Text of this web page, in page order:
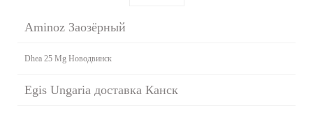
Aminoz Заозёрный
Dhea 25 Mg Новодвинск
Egis Ungaria доставка Канск